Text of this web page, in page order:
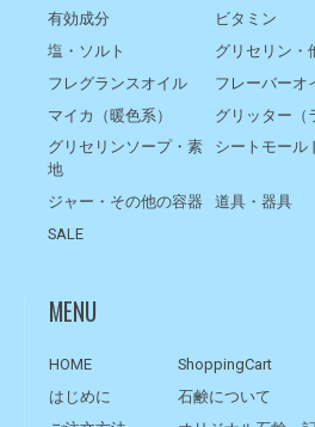
有効成分
ビタミン
塩・ソルト
グリセリン・
フレグランスオイル
フレーバーオ
マイカ（暖色系）
グリッター（
グリセリンソープ・素
地
シートモール
ジャー・その他の容器 道具・器具
SALE
MENU
HOME
はじめに
ShoppingCart
石鹸について